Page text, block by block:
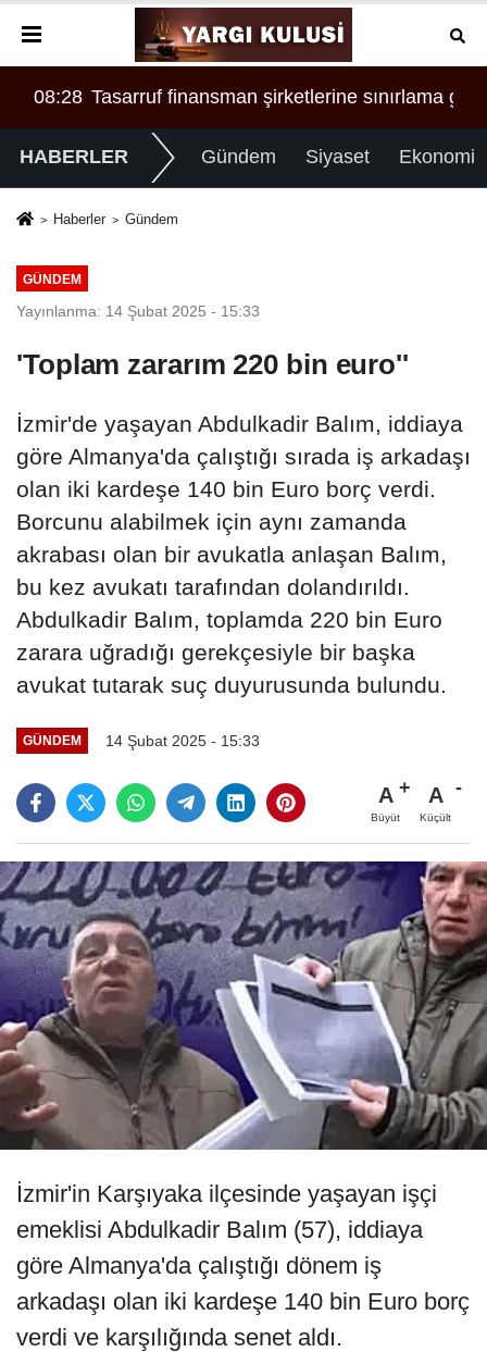
'a örgüt liderliğinden iddianame hazırlandı.. Tüm
08:28 Tasarruf finansman şirketlerine sınırlama
HABERLER Gündem Siyaset Ekonomi
Haberler Gündem
GÜNDEM
Yayınlanma: 14 Şubat 2025 - 15:33
'Toplam zararım 220 bin euro''
İzmir'de yaşayan Abdulkadir Balım, iddiaya
göre Almanya'da çalıştığı sırada iş arkadaşı
olan iki kardeşe 140 bin Euro borç verdi.
Borcunu alabilmek için aynı zamanda
akrabası olan bir avukatla anlaşan Balım,
bu kez avukatı tarafından dolandırıldı.
Abdulkadir Balım, toplamda 220 bin Euro
zarara uğradığı gerekçesiyle bir başka
avukat tutarak suç duyurusunda bulundu.
GÜNDEM 14 Şubat 2025 - 15:33
A
Büyüt
A
Küçült
İzmir'in Karşıyaka ilçesinde yaşayan işçi
emeklisi Abdulkadir Balım (57), iddiaya
göre Almanya'da çalıştığı dönem iş
arkadaşı olan iki kardeşe 140 bin Euro borç
verdi ve karşılığında senet aldı.